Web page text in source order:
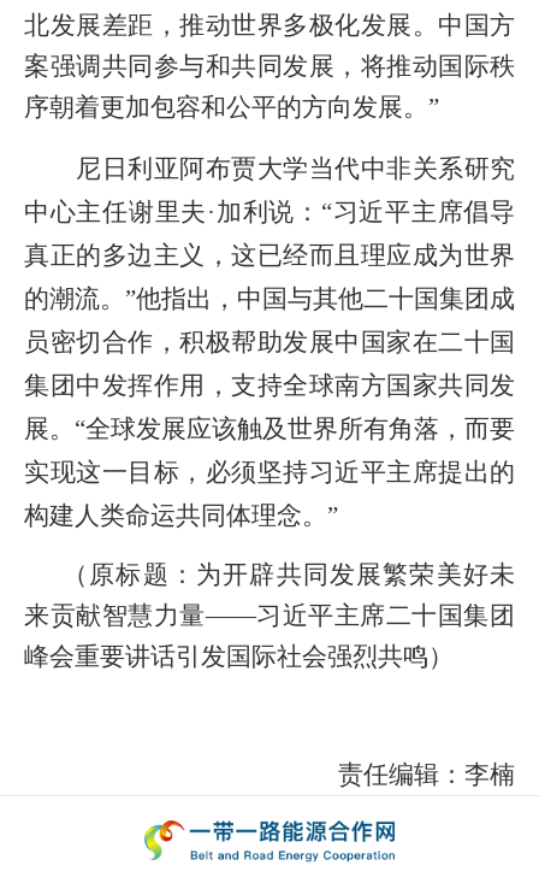
北发展差距，推动世界多极化发展。中国方
案强调共同参与和共同发展，将推动国际秩
序朝着更加包容和公平的方向发展。”
尼日利亚阿布贾大学当代中非关系研究
中心主任谢里夫·加利说：“习近平主席倡导
真正的多边主义，这已经而且理应成为世界
的潮流。”他指出，中国与其他二十国集团成
员密切合作，积极帮助发展中国家在二十国
集团中发挥作用，支持全球南方国家共同发
展。“全球发展应该触及世界所有角落，而要
实现这一目标，必须坚持习近平主席提出的
构建人类命运共同体理念。”
（原标题： 为开辟共同发展繁荣美好未
来贡献智慧力量——习近平主席二十国集团
峰会重要讲话引发国际社会强烈共鸣）
责任编辑：李楠